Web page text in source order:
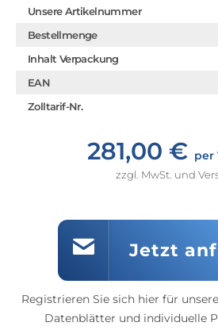
Unsere Artikelnummer
Bestellmenge
Inhalt Verpackung
EAN
Zolltarif-Nr.
281,00 € per
zzgl. MwSt. und
Jetzt
Registrieren Sie sich hier für
Datenblätter und individuelle